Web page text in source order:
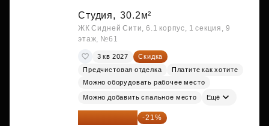
Студия, 30.2м²
ЖК Сидней Сити, 6.1 корпус, 1 секция, 9
этаж, №61
3 кв 2027
Скидка
Предчистовая отделка
Платите как хотите
Можно оборудовать рабочее место
Можно добавить спальное место Ещё
23 955 818 ₽ -21%